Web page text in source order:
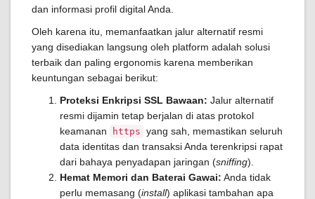
dan informasi profil digital Anda.
Oleh karena itu, memanfaatkan jalur alternatif resmi
yang disediakan langsung oleh platform adalah solusi
terbaik dan paling ergonomis karena memberikan
keuntungan sebagai berikut:
Proteksi Enkripsi SSL Bawaan: Jalur alternatif
resmi dijamin tetap berjalan di atas protokol
keamanan
https yang sah, memastikan seluruh
data identitas dan transaksi Anda terenkripsi rapat
dari bahaya penyadapan jaringan (sniffing).
Hemat Memori dan Baterai Gawai: Anda tidak
perlu memasang (install) aplikasi tambahan apa